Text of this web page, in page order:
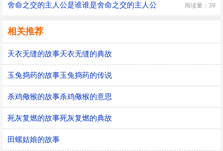
舍命之交的主人公是谁谁是舍命之交的主人公 阅读量：39
相关推荐
天衣无缝的故事天衣无缝的典故
玉兔捣药的故事玉兔捣药的传说
杀鸡儆猴的故事杀鸡儆猴的意思
死灰复燃的故事死灰复燃的典故
田螺姑娘的故事